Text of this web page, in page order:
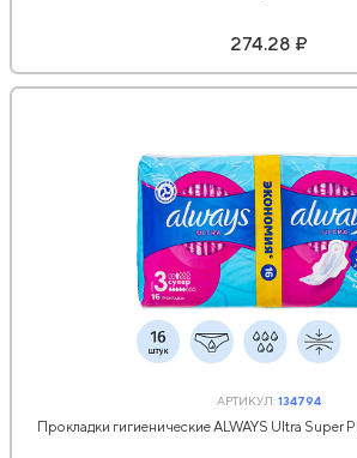
274.28 ₽
АРТИКУЛ:134794
Прокладки гигиенические ALWAYS Ultra Super